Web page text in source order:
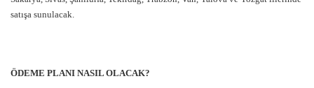
satışa sunulacak.
ÖDEME PLANI NASIL OLACAK?